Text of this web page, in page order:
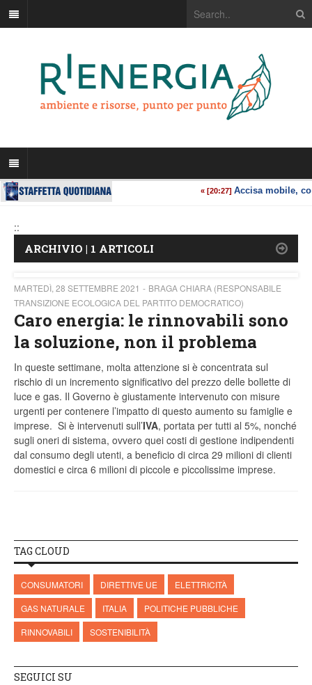
::
ARCHIVIO | 1 ARTICOLI
MARTEDÌ, 28 SETTEMBRE 2021
BRAGA CHIARA (RESPONSABILE
TRANSIZIONE ECOLOGICA DEL PARTITO DEMOCRATICO)
Caro energia: le rinnovabili sono
la soluzione, non il problema
In queste settimane, molta attenzione si è concentrata sul
rischio di un incremento significativo del prezzo delle bollette di
luce e gas. Il Governo è giustamente intervenuto con misure
urgenti per contenere l’impatto di questo aumento su famiglie e
imprese. Si è intervenuti sull’IVA, portata per tutti al 5%, nonché
sugli oneri di sistema, ovvero quei costi di gestione indipendenti
dal consumo degli utenti, a beneficio di circa 29 milioni di clienti
domestici e circa 6 milioni di piccole e piccolissime imprese.
TAG CLOUD
CONSUMATORI DIRETTIVE UE
ELETTRICITÀ
GAS NATURALE
ITALIA
POLITICHE PUBBLICHE
RINNOVABILI
SOSTENIBILITÀ
SEGUICI SU